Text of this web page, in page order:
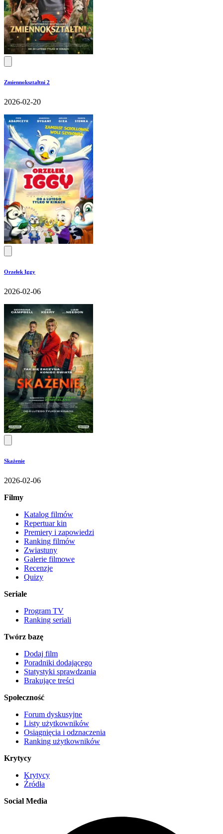
Zmiennokształtni 2
2026-02-20
Orzełek Iggy
2026-02-06
Skażenie
2026-02-06
Filmy
Katalog filmów
Repertuar kin
Premiery i zapowiedzi
Ranking filmów
Zwiastuny
Galerie filmowe
Recenzje
Quizy
Seriale
Program TV
Ranking seriali
Twórz bazę
Dodaj film
Poradniki dodającego
Statystyki sprawdzania
Brakujące treści
Społeczność
Forum dyskusyjne
Listy użytkowników
Osiągnięcia i odznaczenia
Ranking użytkowników
Krytycy
Krytycy
Źródła
Social Media